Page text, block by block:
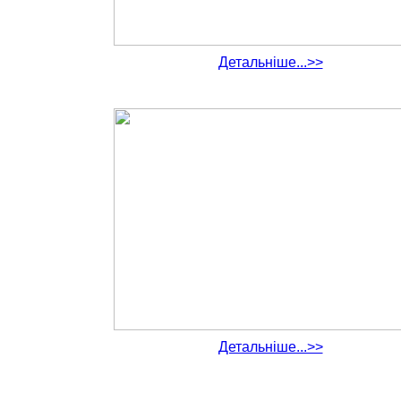
Детальніше...>>
Детальніше...>>